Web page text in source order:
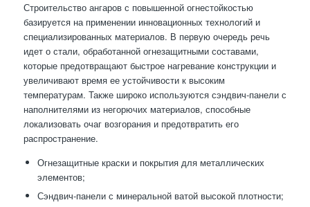
Строительство ангаров с повышенной огнестойкостью
базируется на применении инновационных технологий и
специализированных материалов. В первую очередь речь
идет о стали, обработанной огнезащитными составами,
которые предотвращают быстрое нагревание конструкции и
увеличивают время ее устойчивости к высоким
температурам. Также широко используются сэндвич-панели с
наполнителями из негорючих материалов, способные
локализовать очаг возгорания и предотвратить его
распространение.
Огнезащитные краски и покрытия для металлических
элементов;
Сэндвич-панели с минеральной ватой высокой плотности;